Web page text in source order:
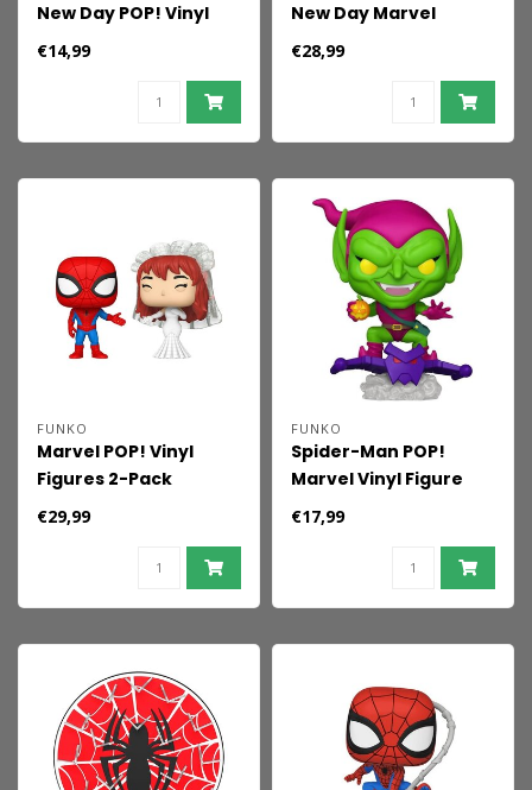
New Day POP! Vinyl
Figure Spider-Man
(Brand New Day) 9 cm
€14,99
New Day Marvel
Legends Action Figure
€28,99
FUNKO
Marvel POP! Vinyl
Figures 2-Pack
Superhero Couples-
€29,99
FUNKO
Spider-Man POP!
Marvel Vinyl Figure
Green Goblin 9 cm
€17,99